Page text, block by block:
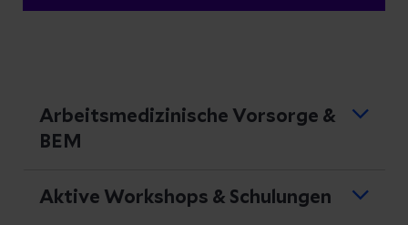
Arbeitsmedizinische Vorsorge &
BEM
Aktive Workshops & Schulungen